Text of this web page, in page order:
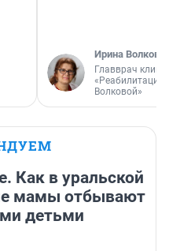
Ирина Волкова
Главврач
«Реабилитация
Волковой»
Как в уральской
мамы отбывают
детьми